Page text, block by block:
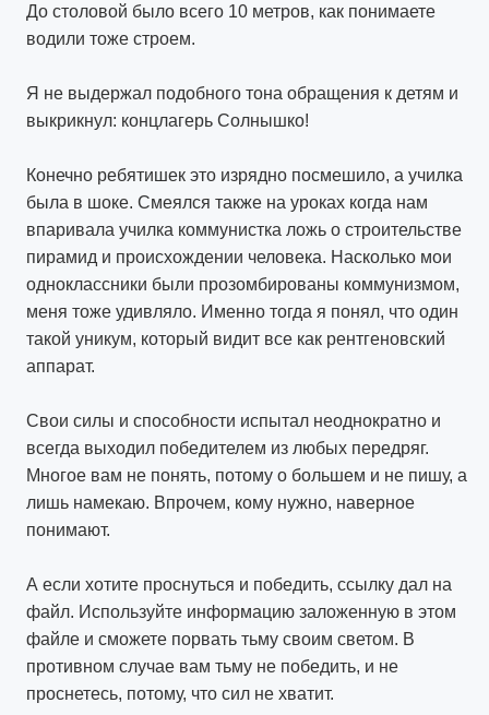
До столовой было всего 10 метров, как понимаете
водили тоже строем.
Я не выдержал подобного тона обращения к детям и
выкрикнул: концлагерь Солнышко!
Конечно ребятишек это изрядно посмешило, а училка
была в шоке. Смеялся также на уроках когда нам
впаривала училка коммунистка ложь о строительстве
пирамид и происхождении человека. Насколько мои
одноклассники были прозомбированы коммунизмом,
меня тоже удивляло. Именно тогда я понял, что один
такой уникум, который видит все как рентгеновский
аппарат.
Свои силы и способности испытал неоднократно и
всегда выходил победителем из любых передряг.
Многое вам не понять, потому о большем и не пишу, а
лишь намекаю. Впрочем, кому нужно, наверное
понимают.
А если хотите проснуться и победить, ссылку дал на
файл. Используйте информацию заложенную в этом
файле и сможете порвать тьму своим светом. В
противном случае вам тьму не победить, и не
проснетесь, потому, что сил не хватит.